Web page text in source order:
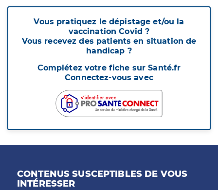
Vous pratiquez le dépistage et/ou la
vaccination Covid ?
Vous recevez des patients en situation de
handicap ?
Complétez votre fiche sur Santé.fr
Connectez-vous avec
CONTENUS SUSCEPTIBLES DE VOUS
INTÉRESSER